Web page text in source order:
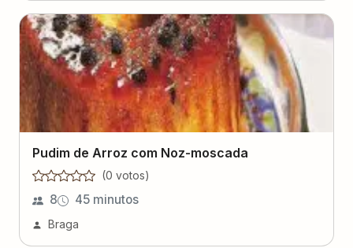
Pudim de Arroz com Noz-moscada
(0 votos)
8 45 minutos
Braga